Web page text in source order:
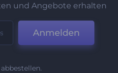
und Angebote erhalten
Anmelden